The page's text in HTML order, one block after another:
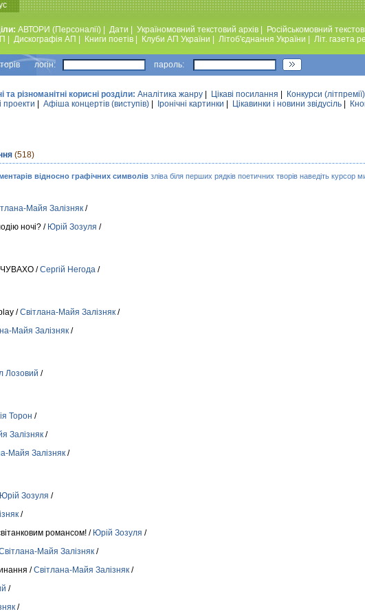
АВТОРИ (Персоналії) Дати Україномовний текстовий архiв Російськомовний
Дискографiя АП Книги поетiв Клуби АП України Лiтоб'єднання України Лiт. газета
логін: пароль:
та різноманітні корисні розділи: Аналiтика жанру Цікаві посилання Конкурси (лiтпремiї)
Афіша концертів (виступів) Iронiчнi картинки Цікавинки і новини звідусіль
(518)
відносно графічних символів зліва біля перших рядків поетичних творів наведіть курсор
Майя Залiзняк /
ночi? / Юрій Зозуля /
/Сергій Негода /
/Свiтлана-Майя Залiзняк /
Майя Залiзняк /
Лозовий /
Торон /
Залiзняк /
Майя Залiзняк /
Юрій Зозуля /
/
романсом! / Юрій Зозуля /
Майя Залiзняк /
/Свiтлана-Майя Залiзняк /
/
/